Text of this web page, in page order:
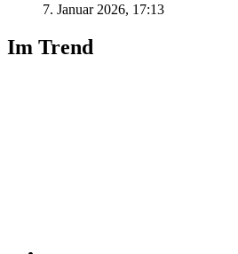
7. Januar 2026, 17:13
Im Trend